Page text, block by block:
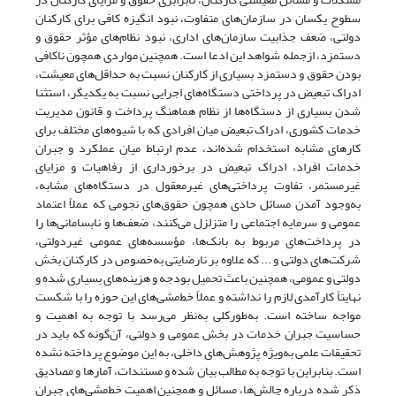
سطوح یکسان در سازمان‌‌‌‌های متفاوت، نبود انگیزه کافی برای کارکنان
دولتی، ضعف جذابیت سازمان‌‌‌‌های اداری، نبود نظام‌‌‌‌های مؤثر حقوق و
دستمزد، ازجمله شواهد این ادعا است. همچنین مواردی همچون ناکافی
بودن حقوق و دستمزد بسیاری از کارکنان نسبت به حداقل‌‌‌‌های معیشت،
ادراک تبعیض در پرداختی دستگاه‌‌‌‌های اجرایی نسبت به یکدیگر، استثنا
شدن بسیاری از دستگاه‌‌‌‌ها از نظام هماهنگ پرداخت و قانون مدیریت
خدمات کشوری، ادراک تبعیض میان افرادی که با شیوه‌‌‌‌های مختلف برای
کارهای مشابه استخدام شده‌‌‌‌اند، عدم ‌‌‌‌ارتباط میان عملکرد و جبران
خدمات افراد، ادراک تبعیض در برخورداری از رفاهیات و مزایای
غیرمستمر، تفاوت پرداختی‌‌‌‌های غیرمعقول در دستگاه‌‌‌‌های مشابه،
به‌وجود آمدن مسائل حادی همچون حقوق‌‌‌‌های نجومی که عملاً اعتماد
عمومی و سرمایه اجتماعی را متزلزل می‌‌‌‌کنند، ضعف‌‌‌‌ها و نابسامانی‌‌‌‌ها را
در پرداخت‌‌‌‌های مربوط به بانک‌‌‌‌ها، مؤسسه‌های عمومی غیردولتی،
شرکت‌های دولتی و ... که علاوه بر نارضایتی به‌خصوص در کارکنان بخش
دولتی و عمومی، همچنین باعث تحمیل بودجه و هزینه‌های بسیاری شده و
نهایتاً کارآمدی لازم را نداشته و عملاً خط‌‌‌‌مشی‌‌‌‌های این حوزه را با شکست
مواجه ساخته است. به‌طورکلی به‌نظر می‌‌‌‌رسد با توجه به اهمیت و
حساسیت جبران خدمات در بخش عمومی و دولتی، آن‌گونه که باید در
تحقیقات علمی به‌ویژه پژوهش‌‌‌‌های داخلی، به این موضوع پرداخته نشده
است. بنابراین با توجه به مطالب بیان شده و مستندات، آمارها و مصادیق
ذکر شده درباره چالش‌‌‌‌ها، مسائل و همچنین اهمیت خط‌‌‌‌مشی‌‌‌‌های جبران